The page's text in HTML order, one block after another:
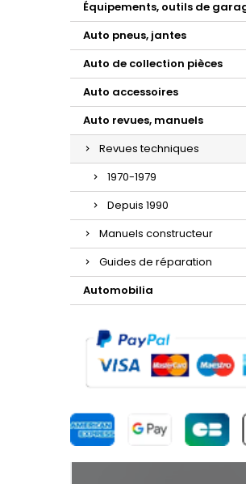
Équipements, outils de
Auto pneus, jantes
Auto de collection pièces
Auto accessoires
Auto revues, manuels
Revues techniques
1970-1979
Depuis 1990
Manuels constructeur
Guides de réparation
Automobilia